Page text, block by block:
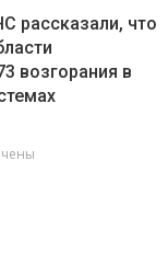
рассказали, что
возгорания в